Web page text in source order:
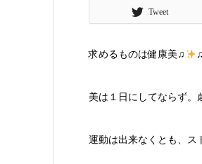
Tweet
求めるものは健康美♫ ♫
美は１日にしてならず
運動は出来なくとも、ス